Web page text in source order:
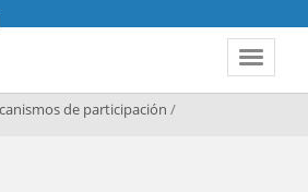
Toggle
de participación /
compartir